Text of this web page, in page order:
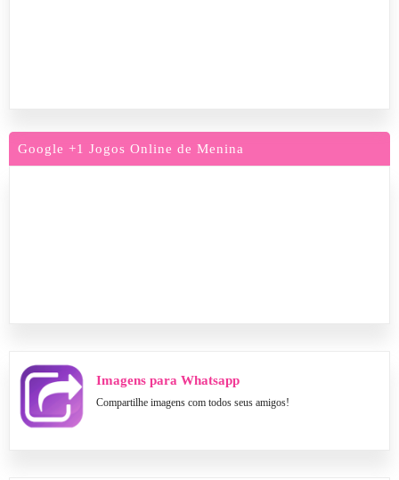
Google +1 Jogos Online de Menina
Imagens para Whatsapp
Compartilhe imagens com todos seus amigos!